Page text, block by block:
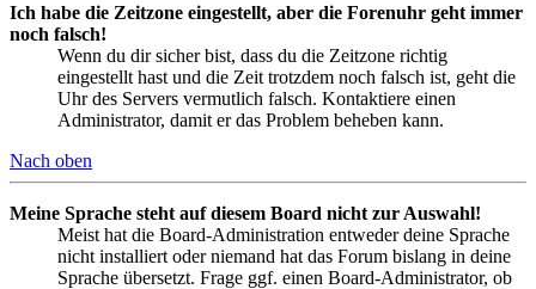
Ich habe die Zeitzone eingestellt, aber die Forenuhr geht immer
noch falsch!
Wenn du dir sicher bist, dass du die Zeitzone richtig
eingestellt hast und die Zeit trotzdem noch falsch ist, geht die
Uhr des Servers vermutlich falsch. Kontaktiere einen
Administrator, damit er das Problem beheben kann.
Nach oben
Meine Sprache steht auf diesem Board nicht zur Auswahl!
Meist hat die Board-Administration entweder deine Sprache
nicht installiert oder niemand hat das Forum bislang in deine
Sprache übersetzt. Frage ggf. einen Board-Administrator, ob